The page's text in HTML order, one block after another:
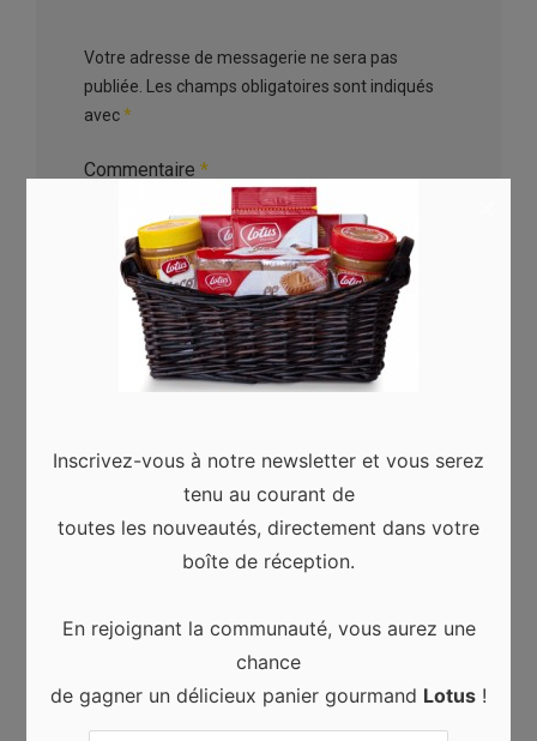
Votre adresse de messagerie ne sera pas
publiée. Les champs obligatoires sont indiqués
avec*
Commentaire *
Adresse de messagerie*
Site web
Inscrivez-vous à notre newsletter et vous serez
tenu au courant de
toutes les nouveautés, directement dans votre
boîte de réception.
En rejoignant la communauté, vous aurez une
chance
de gagner un délicieux panier gourmand Lotus !